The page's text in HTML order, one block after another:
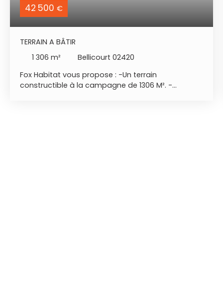
42 500 €
TERRAIN A BÂTIR
1 306 m²
Bellicourt 02420
Fox Habitat vous propose : -Un terrain
constructible à la campagne de 1306 M². -